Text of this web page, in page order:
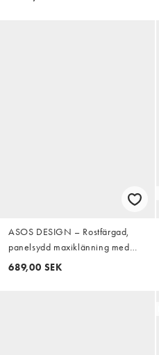
ASOS DESIGN – Rostfärgad,
panelsydd maxiklänning med
halterneck och grova kantband
689,00 SEK